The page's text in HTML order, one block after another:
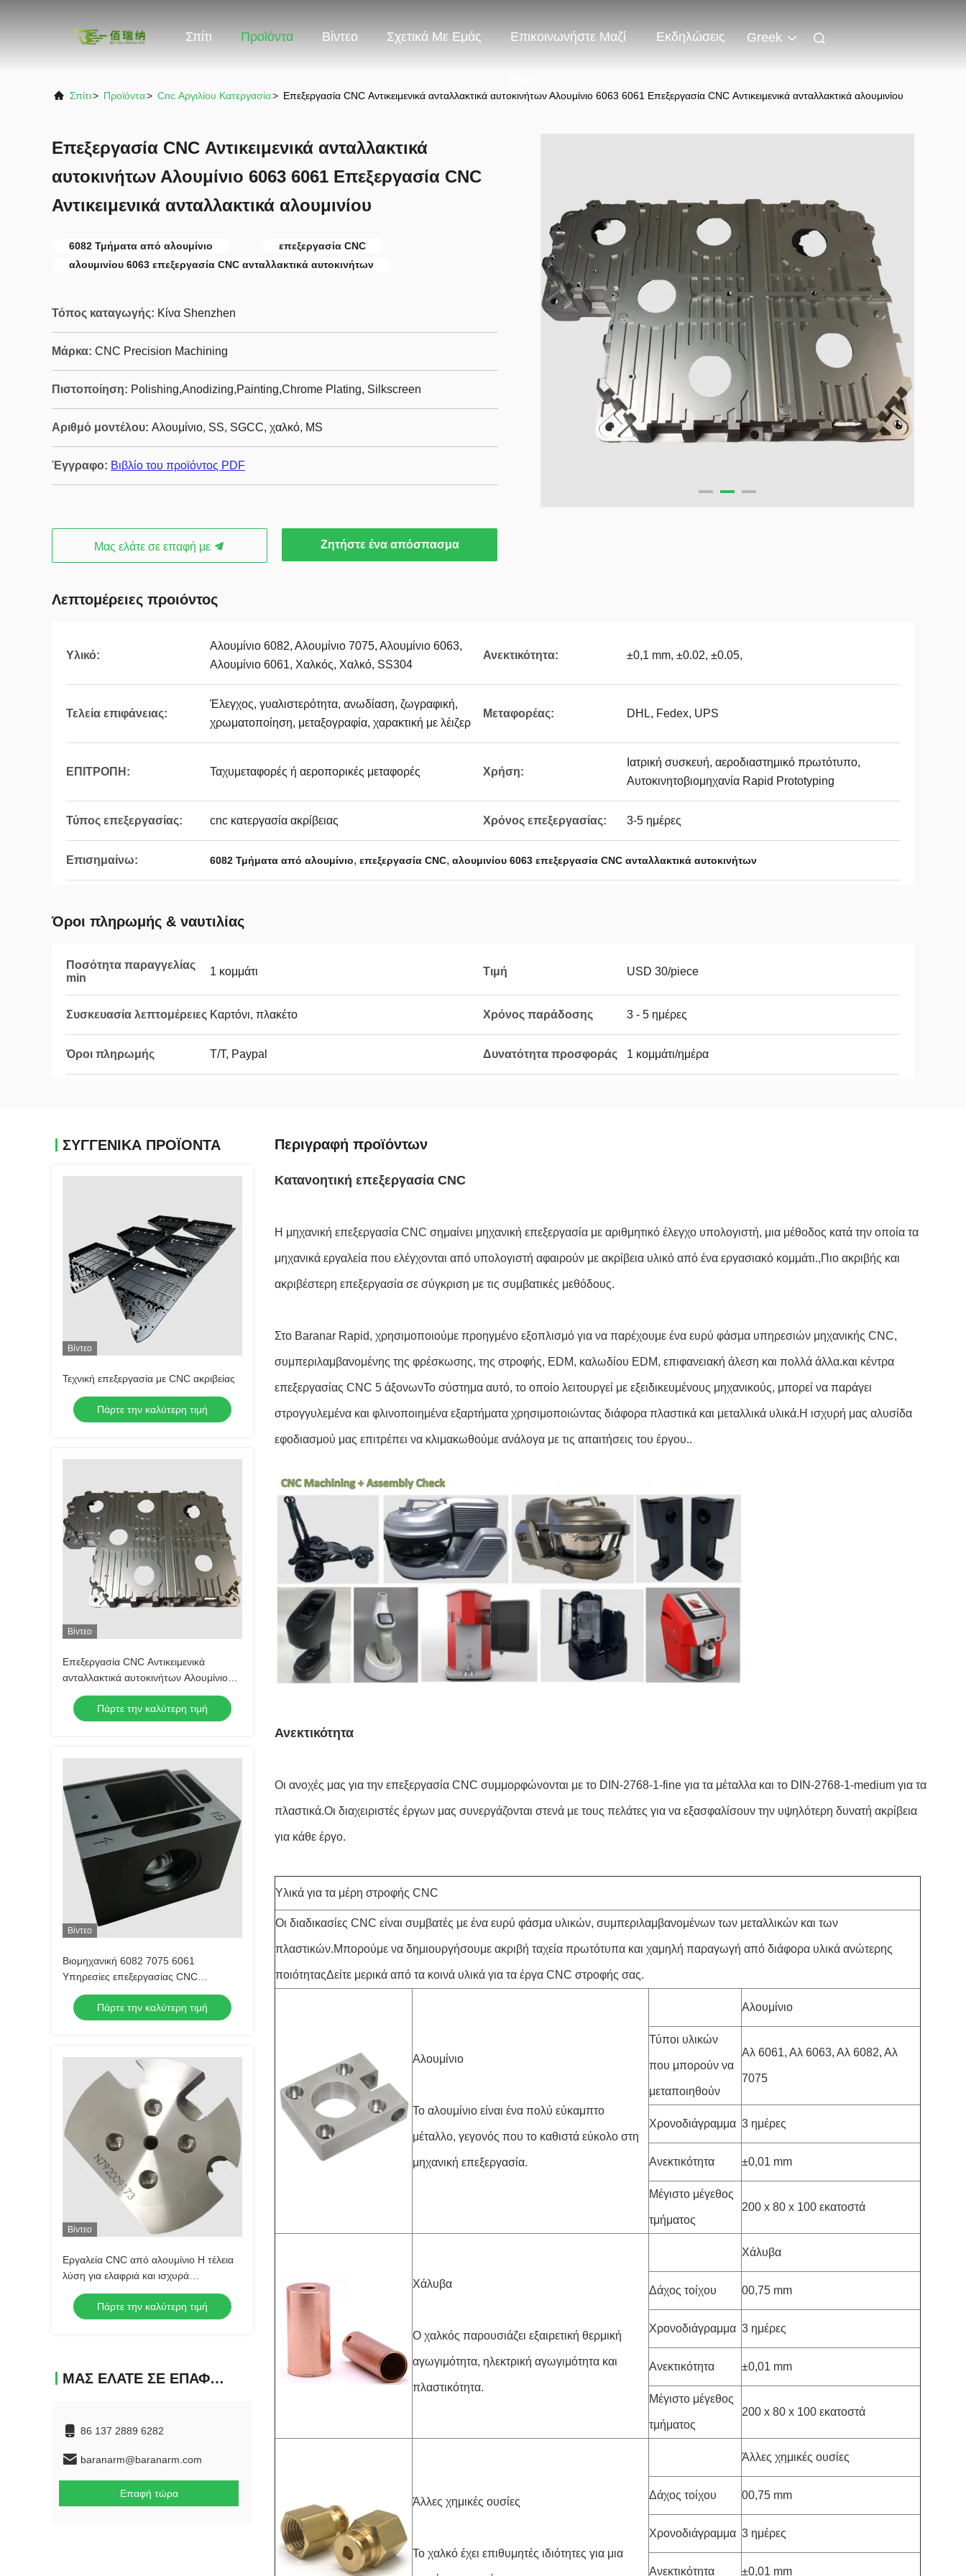
Σπίτι Προϊόντα Βίντεο Σχετικά Με Εμάς Επικοινωνήστε Μαζί Εκδηλώσεις Greek
Σπίτι> Προϊόντα> Cnc Αργιλίου Κατεργασία> Επεξεργασία CNC Αντικειμενικά ανταλλακτικά αυτοκινήτων Αλουμίνιο 6063 6061 Επεξεργασία CNC Αντικειμενικά ανταλλακτικά αλουμινίου
Επεξεργασία CNC Αντικειμενικά ανταλλακτικά
αυτοκινήτων Αλουμίνιο 6063 6061 Επεξεργασία CNC
Αντικειμενικά ανταλλακτικά αλουμινίου
6082 Τμήματα από αλουμίνιο
επεξεργασία CNC
αλουμινίου 6063 επεξεργασία CNC ανταλλακτικά αυτοκινήτων
Τόπος καταγωγής: Κίνα Shenzhen
Μάρκα: CNC Precision Machining
Πιστοποίηση: Polishing,Anodizing,Painting,Chrome Plating, Silkscreen
Αριθμό μοντέλου: Αλουμίνιο, SS, SGCC, χαλκό, MS
Έγγραφο: Βιβλίο του προϊόντος PDF
Μας ελάτε σε επαφή με Ζητήστε ένα απόσπασμα
Λεπτομέρειες προιόντος
Υλικό:
Αλουμίνιο 6082, Αλουμίνιο 7075, Αλουμίνιο 6063,
Αλουμίνιο 6061, Χαλκός, Χαλκό, SS304
Ανεκτικότητα: ±0,1 mm, ±0.02, ±0.05,
Τελεία επιφάνειας:
Έλεγχος, γυαλιστερότητα, ανωδίαση, ζωγραφική,
χρωματοποίηση, μεταξογραφία, χαρακτική με λέιζερ
Μεταφορέας: DHL, Fedex, UPS
ΕΠΙΤΡΟΠΗ: Ταχυμεταφορές ή αεροπορικές μεταφορές Χρήση:
Ιατρική συσκευή, αεροδιαστημικό πρωτότυπο,
Αυτοκινητοβιομηχανία Rapid Prototyping
Τύπος επεξεργασίας: cnc κατεργασία ακρίβειας Χρόνος επεξεργασίας: 3-5 ημέρες
Επισημαίνω: 6082 Τμήματα από αλουμίνιο, επεξεργασία CNC, αλουμινίου 6063 επεξεργασία CNC ανταλλακτικά αυτοκινήτων
Όροι πληρωμής & ναυτιλίας
Ποσότητα παραγγελίας
min
1 κομμάτι Τιμή USD 30/piece
Συσκευασία λεπτομέρειες Καρτόνι, πλακέτο Χρόνος παράδοσης 3 - 5 ημέρες
Όροι πληρωμής Τ/Τ, Paypal Δυνατότητα προσφοράς 1 κομμάτι/ημέρα
ΣΥΓΓΕΝΙΚΆ ΠΡΟΪΌΝΤΑ
Βίντεο
Τεχνική επεξεργασία με CNC ακριβείας
Πάρτε την καλύτερη τιμή
Βίντεο
Επεξεργασία CNC Αντικειμενικά
ανταλλακτικά αυτοκινήτων Αλουμίνιο
6063 6061 Επεξεργασία CNC
Αντικειμενικά ανταλλακτικά αλουμινίου
Πάρτε την καλύτερη τιμή
Βίντεο
Βιομηχανική 6082 7075 6061
Υπηρεσίες επεξεργασίας CNC
αλουμινίου Επαγγελματίας
Πάρτε την καλύτερη τιμή
Βίντεο
Εργαλεία CNC από αλουμίνιο Η τέλεια
λύση για ελαφριά και ισχυρά
εξαρτήματα
Πάρτε την καλύτερη τιμή
ΜΑΣ ΕΛΆΤΕ ΣΕ ΕΠΑΦΉ ΜΕ
86 137 2889 6282
baranarm@baranarm.com
Επαφή τώρα
Περιγραφή προϊόντων
Κατανοητική επεξεργασία CNC
Η μηχανική επεξεργασία CNC σημαίνει μηχανική επεξεργασία με αριθμητικό έλεγχο υπολογιστή, μια μέθοδος κατά την οποία τα
μηχανικά εργαλεία που ελέγχονται από υπολογιστή αφαιρούν με ακρίβεια υλικό από ένα εργασιακό κομμάτι.,Πιο ακριβής και
ακριβέστερη επεξεργασία σε σύγκριση με τις συμβατικές μεθόδους.
Στο Baranar Rapid, χρησιμοποιούμε προηγμένο εξοπλισμό για να παρέχουμε ένα ευρύ φάσμα υπηρεσιών μηχανικής CNC,
συμπεριλαμβανομένης της φρέσκωσης, της στροφής, EDM, καλωδίου EDM, επιφανειακή άλεση και πολλά άλλα.και κέντρα
επεξεργασίας CNC 5 άξονωνΤο σύστημα αυτό, το οποίο λειτουργεί με εξειδικευμένους μηχανικούς, μπορεί να παράγει
στρογγυλεμένα και φλινοποιημένα εξαρτήματα χρησιμοποιώντας διάφορα πλαστικά και μεταλλικά υλικά.Η ισχυρή μας αλυσίδα
εφοδιασμού μας επιτρέπει να κλιμακωθούμε ανάλογα με τις απαιτήσεις του έργου..
Ανεκτικότητα
Οι ανοχές μας για την επεξεργασία CNC συμμορφώνονται με το DIN-2768-1-fine για τα μέταλλα και το DIN-2768-1-medium για τα
πλαστικά.Οι διαχειριστές έργων μας συνεργάζονται στενά με τους πελάτες για να εξασφαλίσουν την υψηλότερη δυνατή ακρίβεια
για κάθε έργο.
Υλικά για τα μέρη στροφής CNC
Οι διαδικασίες CNC είναι συμβατές με ένα ευρύ φάσμα υλικών, συμπεριλαμβανομένων των μεταλλικών και των
πλαστικών.Μπορούμε να δημιουργήσουμε ακριβή ταχεία πρωτότυπα και χαμηλή παραγωγή από διάφορα υλικά ανώτερης
ποιότηταςΔείτε μερικά από τα κοινά υλικά για τα έργα CNC στροφής σας.
Αλουμίνιο
Το αλουμίνιο είναι ένα πολύ εύκαμπτο
μέταλλο, γεγονός που το καθιστά εύκολο στη
μηχανική επεξεργασία.
Αλουμίνιο
Τύποι υλικών
που μπορούν να
μεταποιηθούν
Αλ 6061, Αλ 6063, Αλ 6082, Αλ
7075
Χρονοδιάγραμμα 3 ημέρες
Ανεκτικότητα ±0,01 mm
Μέγιστο μέγεθος
τμήματος
200 x 80 x 100 εκατοστά
Χάλυβα
Ο χαλκός παρουσιάζει εξαιρετική θερμική
αγωγιμότητα, ηλεκτρική αγωγιμότητα και
πλαστικότητα.
Χάλυβα
Δάχος τοίχου 00,75 mm
Χρονοδιάγραμμα 3 ημέρες
Ανεκτικότητα ±0,01 mm
Μέγιστο μέγεθος
τμήματος
200 x 80 x 100 εκατοστά
Άλλες χημικές ουσίες
Το χαλκό έχει επιθυμητές ιδιότητες για μια
Άλλες χημικές ουσίες
Δάχος τοίχου 00,75 mm
Χρονοδιάγραμμα 3 ημέρες
Ανεκτικότητα ±0,01 mm